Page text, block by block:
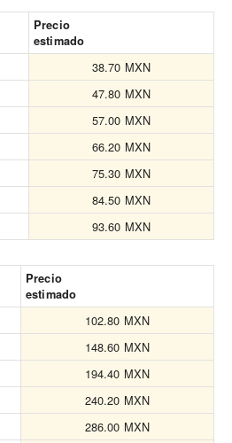
Precio
estimado
38.70 MXN
47.80 MXN
57.00 MXN
66.20 MXN
75.30 MXN
84.50 MXN
93.60 MXN
Precio
estimado
102.80 MXN
148.60 MXN
194.40 MXN
240.20 MXN
286.00 MXN